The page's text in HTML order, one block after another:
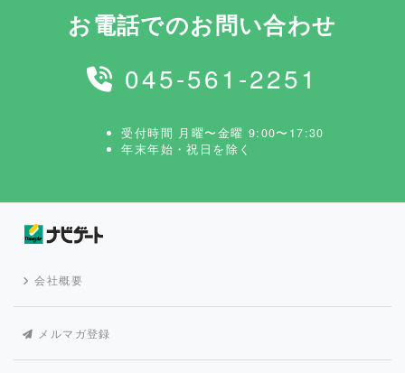
お電話でのお問い合わせ
045-561-2251
受付時間 月曜〜金曜 9:00〜17:30
年末年始・祝日を除く
会社概要
メルマガ登録